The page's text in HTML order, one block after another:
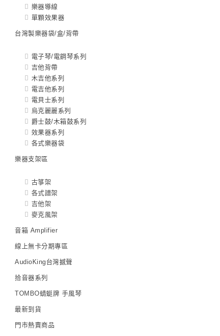
樂器導線
單顆效果器
台灣製樂器袋/盒/背帶
電子琴/電鋼琴系列
吉他背帶
木吉他系列
電吉他系列
電貝士系列
烏克麗麗系列
爵士鼓/木箱鼓系列
效果器系列
各式樂器袋
樂器支架區
古箏架
各式譜架
吉他架
麥克風架
音箱 Amplifier
線上無卡分期專區
AudioKing台灣撼聲
拾音器系列
TOMBO蜻蜓牌 手風琴
最新到貨
門市熱賣商品